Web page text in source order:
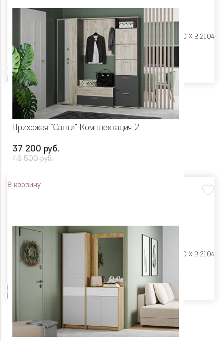
Ш 2000 X Г 400 X В 2104
Цвет
Прихожая "Санти" Комплектация 2
37 200 руб.
46 500 руб.
В корзину
Размеры: Ш 2000 X Г 400 X В 2104